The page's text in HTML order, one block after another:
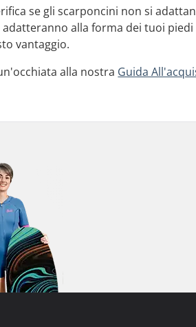
se gli scarponcini non si
alla forma dei tuoi
vantaggio.
alla nostra Guida